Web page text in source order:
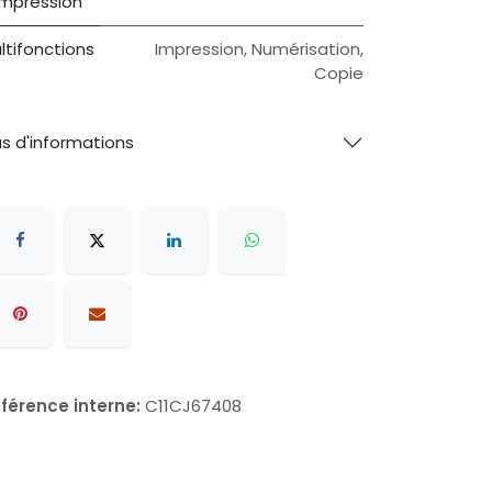
Impression, Numérisation,
Copie
d'informations
interne: C11CJ67408